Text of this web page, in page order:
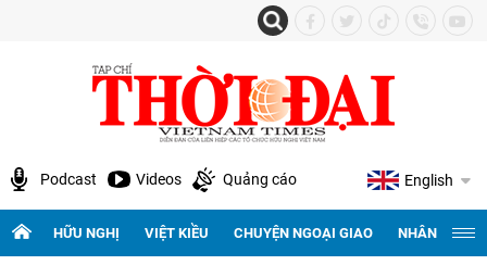
Podcast Videos Quảng cáo English
HỮU NGHỊ VIỆT KIỀU CHUYỆN NGOẠI GIAO NHÂN